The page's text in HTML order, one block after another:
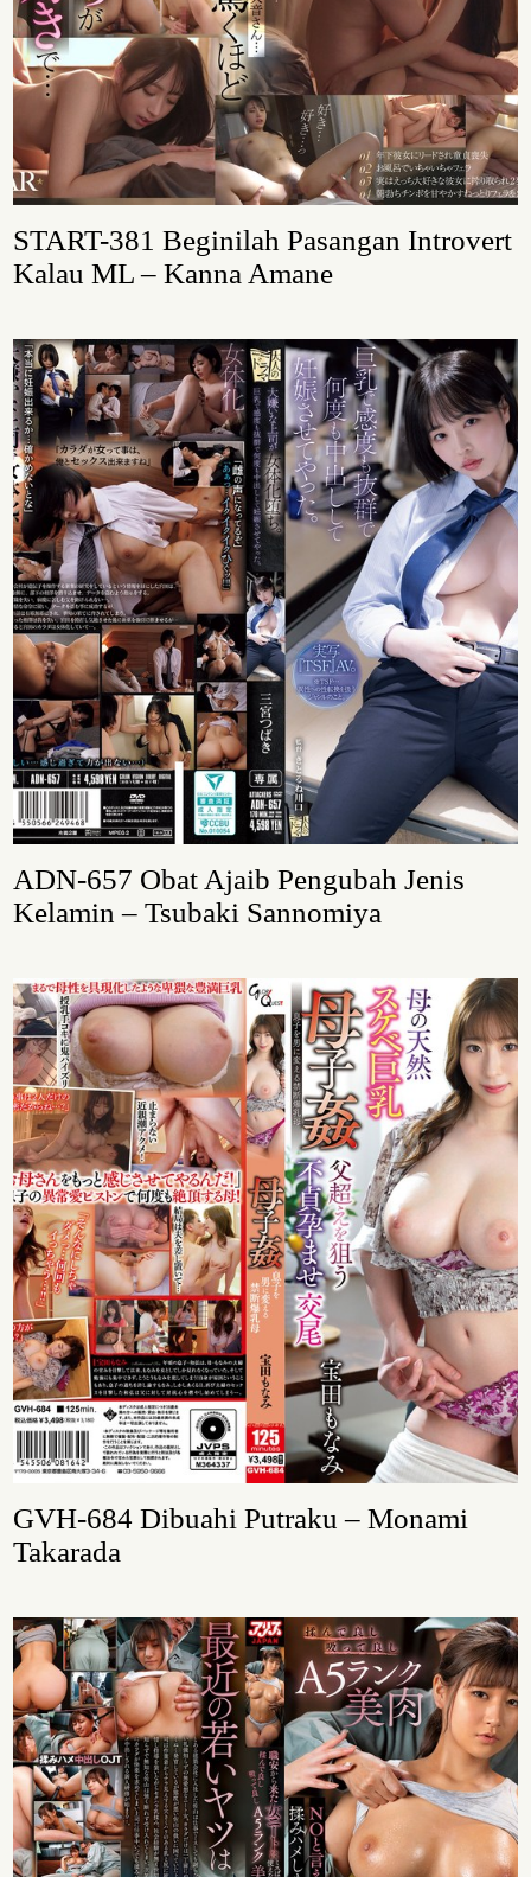
START-381 Beginilah Pasangan Introvert
Kalau ML – Kanna Amane
ADN-657 Obat Ajaib Pengubah Jenis
Kelamin – Tsubaki Sannomiya
GVH-684 Dibuahi Putraku – Monami
Takarada